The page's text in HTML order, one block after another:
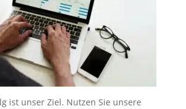
ist unser Ziel. Nutzen Sie unsere